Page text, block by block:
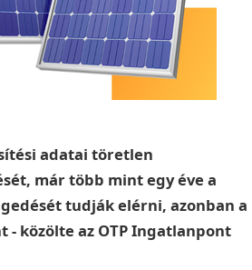
adatai töretlen
már több mint egy éve a
tudják elérni, azonban a
- közölte az OTP Ingatlanpont